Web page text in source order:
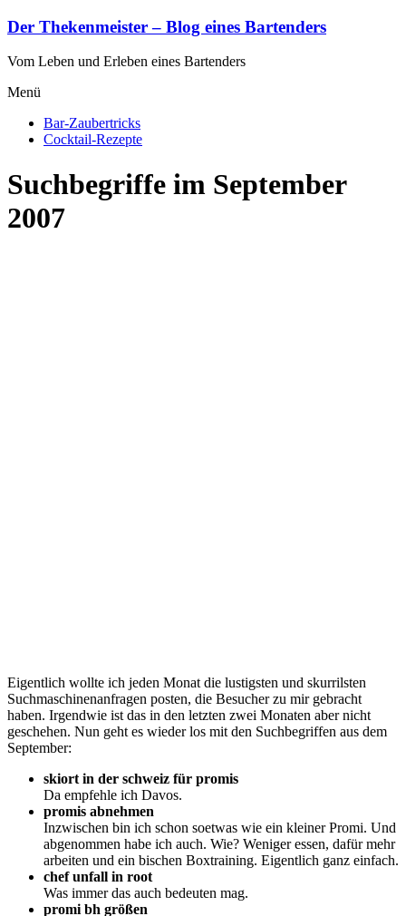
Zum
springen
Der Thekenmeister – Blog eines Bartenders
Vom Leben und Erleben eines Bartenders
Menü
Bar-Zaubertricks
Cocktail-Rezepte
Suchbegriffe im September
2007
Eigentlich wollte ich jeden Monat die lustigsten und skurrilsten
Suchmaschinenanfragen posten, die Besucher zu mir gebracht
haben. Irgendwie ist das in den letzten zwei Monaten aber nicht
geschehen. Nun geht es wieder los mit den Suchbegriffen aus dem
September:
skiort in der schweiz für promis
Da empfehle ich Davos.
promis abnehmen
Inzwischen bin ich schon soetwas wie ein kleiner Promi. Und
abgenommen habe ich auch. Wie? Weniger essen, dafür mehr
arbeiten und ein bischen Boxtraining. Eigentlich ganz einfach.
chef unfall in root
Was immer das auch bedeuten mag.
promi bh größen